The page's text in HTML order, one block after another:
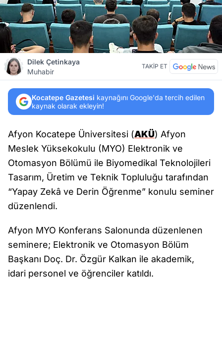
Dilek Çetinkaya
Muhabir
TAKİP ET
Kocatepe Gazetesi kaynağını Google'da tercih edilen
kaynak olarak ekleyin!
Afyon Kocatepe Üniversitesi (AKÜ) Afyon
Meslek Yüksekokulu (MYO) Elektronik ve
Otomasyon Bölümü ile Biyomedikal Teknolojileri
Tasarım, Üretim ve Teknik Topluluğu tarafından
“Yapay Zekâ ve Derin Öğrenme” konulu seminer
düzenlendi.
Afyon MYO Konferans Salonunda düzenlenen
seminere; Elektronik ve Otomasyon Bölüm
Başkanı Doç. Dr. Özgür Kalkan ile akademik,
idari personel ve öğrenciler katıldı.